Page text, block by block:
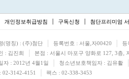
개인정보취급방침 구독신청 첨단프리미엄
(명칭) : (주)첨단 등록번호 : 서울,자00420
등
: 김진희
본점 : 서울시 마포구 양화로 127, 3층,
자 : 2012년 4월1일
청소년보호책임자 : 김유활
02-3142-4151
팩스 : 02-338-3453